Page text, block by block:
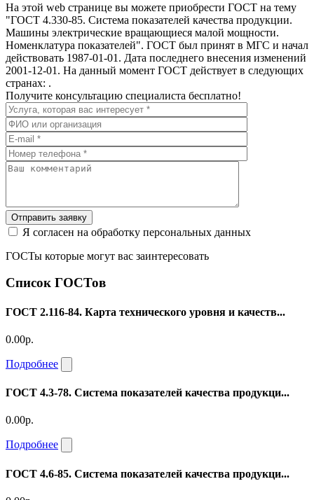
На этой web странице вы можете приобрести ГОСТ на тему
"ГОСТ 4.330-85. Система показателей качества продукции.
Машины электрические вращающиеся малой мощности.
Номенклатура показателей". ГОСТ был принят в МГС и начал
действовать 1987-01-01. Дата последнего внесения изменений
2001-12-01. На данный момент ГОСТ действует в следующих
странах: .
Получите консультацию специалиста бесплатно!
Отправить заявку
Я согласен на обработку персональных данных
ГОСТы которые могут вас заинтересовать
Список ГОСТов
ГОСТ 2.116-84. Карта технического уровня и качеств...
0.00р.
Подробнее
ГОСТ 4.3-78. Система показателей качества продукци...
0.00р.
Подробнее
ГОСТ 4.6-85. Система показателей качества продукци...